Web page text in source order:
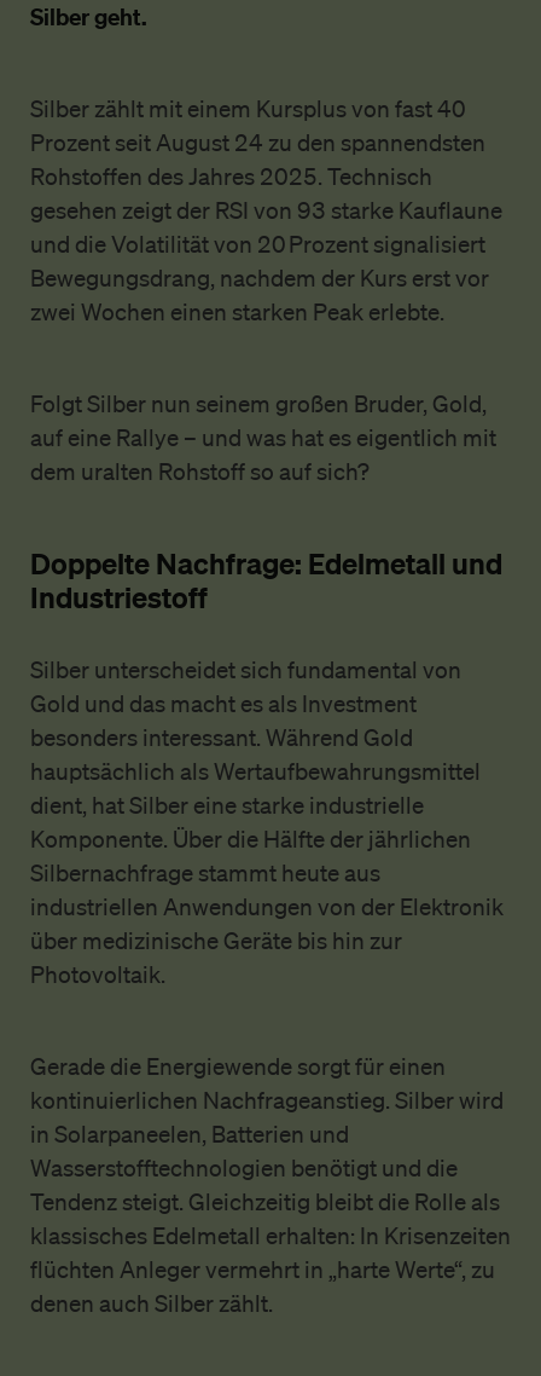
Silber geht.
Silber zählt mit einem Kursplus von fast 40
Prozent seit August 24 zu den spannendsten
Rohstoffen des Jahres 2025. Technisch
gesehen zeigt der RSI von 93 starke Kauflaune
und die Volatilität von 20 Prozent signalisiert
Bewegungsdrang, nachdem der Kurs erst vor
zwei Wochen einen starken Peak erlebte.
Folgt Silber nun seinem großen Bruder, Gold,
auf eine Rallye – und was hat es eigentlich mit
dem uralten Rohstoff so auf sich?
Doppelte Nachfrage: Edelmetall und
Industriestoff
Silber unterscheidet sich fundamental von
Gold und das macht es als Investment
besonders interessant. Während Gold
hauptsächlich als Wertaufbewahrungsmittel
dient, hat Silber eine starke industrielle
Komponente. Über die Hälfte der jährlichen
Silbernachfrage stammt heute aus
industriellen Anwendungen von der Elektronik
über medizinische Geräte bis hin zur
Photovoltaik.
Gerade die Energiewende sorgt für einen
kontinuierlichen Nachfrageanstieg. Silber wird
in Solarpaneelen, Batterien und
Wasserstofftechnologien benötigt und die
Tendenz steigt. Gleichzeitig bleibt die Rolle als
klassisches Edelmetall erhalten: In Krisenzeiten
flüchten Anleger vermehrt in „harte Werte“, zu
denen auch Silber zählt.